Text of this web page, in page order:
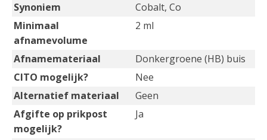
Synoniem
Cobalt, Co
Minimaal
afnamevolume
2 ml
Afnamemateriaal
Donkergroene (HB) buis
CITO mogelijk?
Nee
Alternatief materiaal
Geen
Afgifte op prikpost
mogelijk?
Ja